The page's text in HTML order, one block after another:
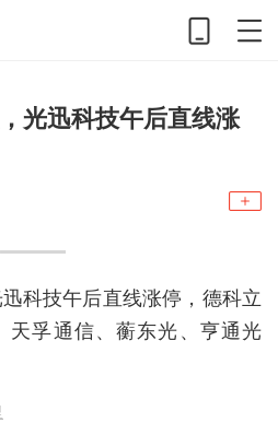
光迅科技午后直线涨
科技午后直线涨停，德科立
天孚通信、蘅东光、亨通光